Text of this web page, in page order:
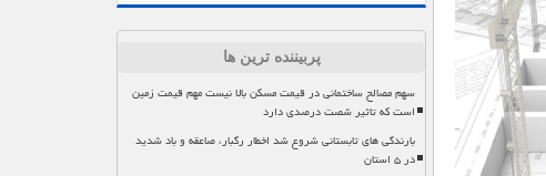
پربیننده ترین ها
سهم مصالح ساختمانی در قیمت مسکن بالا نیست مهم قیمت زمین
است که تاثیر شصت درصدی دارد
بارندگی های تابستانی شروع شد اخطار رگبار، صاعقه و باد شدید
در ۵ استان